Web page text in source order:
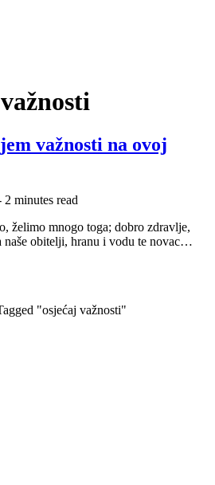
važnosti na ovoj
2 minutes read
želimo mnogo toga; dobro zdravlje,
naše obitelji, hranu i vodu te novac…
"osjećaj važnosti"